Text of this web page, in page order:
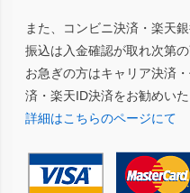
また、コンビニ決済・楽天
振込は入金確認が取れ次第
お急ぎの方はキャリア決済
済・楽天ID決済をお勧めいた
詳細はこちらのページにて